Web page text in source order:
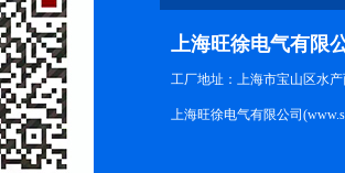
上海旺徐电气有限
工厂地址：上海市宝山区水产
上海旺徐电气有限公司